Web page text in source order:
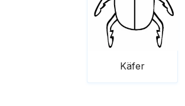
Käfer